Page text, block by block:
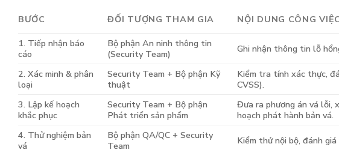
BƯỚC ĐỐI TƯỢNG THAM GIA NỘI DUNG CÔNG VIỆC
1. Tiếp nhận báo
cáo
Bộ phận An ninh thông tin
(Security Team)
Ghi nhận thông tin lỗ
2. Xác minh & phân
loại
Security Team + Bộ phận Kỹ
thuật
Kiểm tra tính xác thực,
CVSS).
3. Lập kế hoạch
khắc phục
Security Team + Bộ phận
Phát triển sản phẩm
Đưa ra phương án vá lỗi,
hoạch phát hành bản vá.
4. Thử nghiệm bản
vá
Bộ phận QA/QC + Security
Team
Kiểm thử nội bộ, đánh